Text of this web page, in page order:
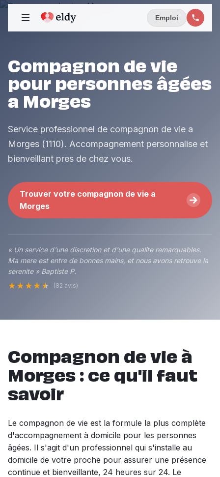
Emploi
Compagnon de vie
pour personnes âgées
a Morges
Service professionnel de compagnon de vie a
Morges (1110). Accompagnement personnalise et
bienveillant pres de chez vous.
Trouver votre compagnon de vie a
Morges
« Un service d'une discretion et d'une qualite remarquables.
Ma mere est entre de bonnes mains, et nous avons retrouve la
serenite » Baptiste P.
★ ★ ★ ★ ★ (82 avis)
Compagnon de vie à
Morges : ce qu'il faut
savoir
Le compagnon de vie est la formule la plus complète
d'accompagnement à domicile pour les personnes
âgées. Il s'agit d'un professionnel qui s'installe au
domicile de votre proche pour assurer une présence
continue et bienveillante, 24 heures sur 24. Le